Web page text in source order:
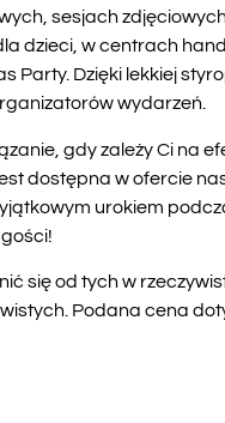
sesjach
dzieci, w centrach
Dzięki lekkiej
wydarzeń.
gdy zależy Ci na
dostępna w ofercie
urokiem
się od tych w
Podana cena